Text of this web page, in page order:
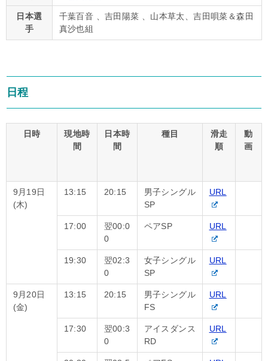
日本選
手
千葉百音 、吉田陽菜 、山本草太、吉田唄菜＆森田
真沙也組
日程
日時
現地時
間
日本時
間
種目
滑走
順
動
画
9月19日
(木)
13:15 20:15
男子シングル
SP
URL
17:00
翌00:0
0
ペアSP URL
19:30
翌02:3
0
女子シングル
SP
URL
9月20日
(金)
13:15 20:15
男子シングル
FS
URL
17:30
翌00:3
0
アイスダンス
RD
URL